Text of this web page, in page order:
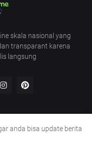
skala nasional yang
transparant karena
langsung
Kode Etik
anda bisa update berita